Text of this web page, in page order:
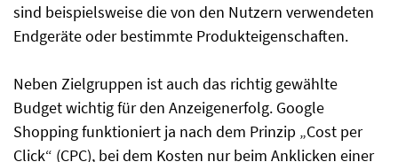
sind beispielsweise die von den Nutzern verwendeten
Endgeräte oder bestimmte Produkteigenschaften.
Neben Zielgruppen ist auch das richtig gewählte
Budget wichtig für den Anzeigenerfolg. Google
Shopping funktioniert ja nach dem Prinzip „Cost per
Click“ (CPC), bei dem Kosten nur beim Anklicken einer